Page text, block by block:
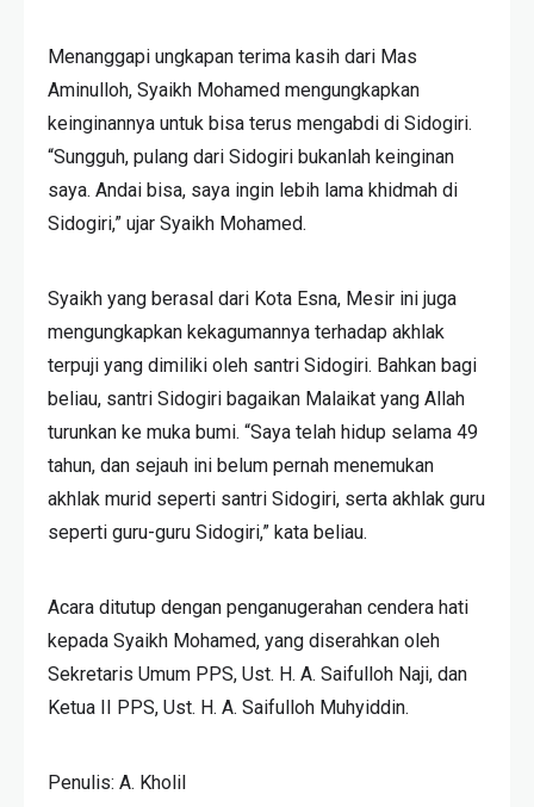
Menanggapi ungkapan terima kasih dari Mas
Aminulloh, Syaikh Mohamed mengungkapkan
keinginannya untuk bisa terus mengabdi di Sidogiri.
“Sungguh, pulang dari Sidogiri bukanlah keinginan
saya. Andai bisa, saya ingin lebih lama khidmah di
Sidogiri,” ujar Syaikh Mohamed.
Syaikh yang berasal dari Kota Esna, Mesir ini juga
mengungkapkan kekagumannya terhadap akhlak
terpuji yang dimiliki oleh santri Sidogiri. Bahkan bagi
beliau, santri Sidogiri bagaikan Malaikat yang Allah
turunkan ke muka bumi. “Saya telah hidup selama 49
tahun, dan sejauh ini belum pernah menemukan
akhlak murid seperti santri Sidogiri, serta akhlak guru
seperti guru-guru Sidogiri,” kata beliau.
Acara ditutup dengan penganugerahan cendera hati
kepada Syaikh Mohamed, yang diserahkan oleh
Sekretaris Umum PPS, Ust. H. A. Saifulloh Naji, dan
Ketua II PPS, Ust. H. A. Saifulloh Muhyiddin.
Penulis: A. Kholil